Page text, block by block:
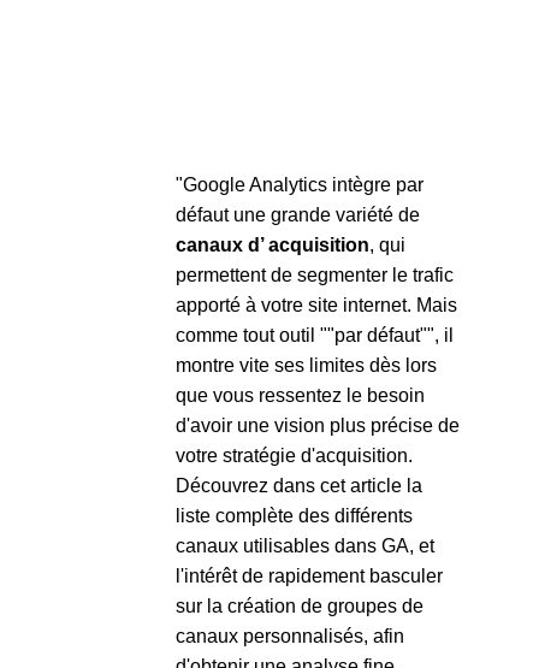
"Google Analytics intègre par
défaut une grande variété de
canaux d’ acquisition, qui
permettent de segmenter le trafic
apporté à votre site internet. Mais
comme tout outil ""par défaut"", il
montre vite ses limites dès lors
que vous ressentez le besoin
d'avoir une vision plus précise de
votre stratégie d'acquisition.
Découvrez dans cet article la
liste complète des différents
canaux utilisables dans GA, et
l'intérêt de rapidement basculer
sur la création de groupes de
canaux personnalisés, afin